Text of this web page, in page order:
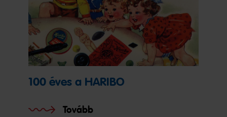
100 éves a HARIBO
Tovább